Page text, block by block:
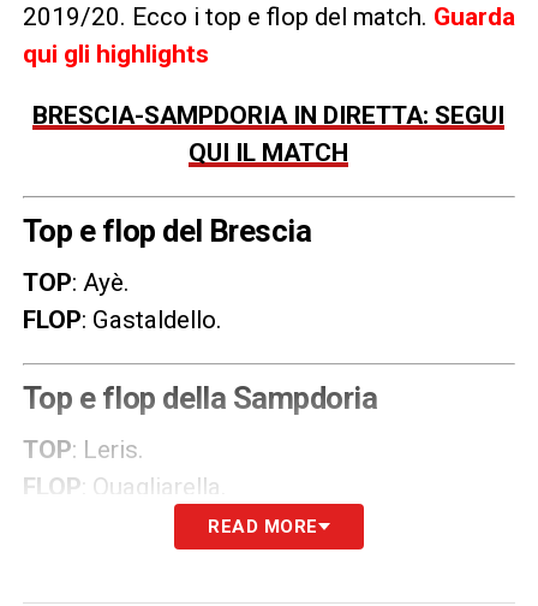
2019/20. Ecco i top e flop del match. Guarda
qui gli highlights
BRESCIA-SAMPDORIA IN DIRETTA: SEGUI
QUI IL MATCH
Top e flop del Brescia
TOP: Ayè.
FLOP: Gastaldello.
Top e flop della Sampdoria
TOP: Leris.
FLOP: Quagliarella.
READ MORE